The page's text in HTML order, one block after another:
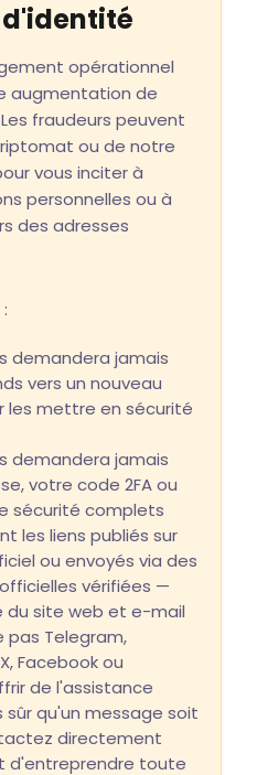
opérationnel
augmentation de
fraudeurs peuvent
ou de notre
vous inciter à
personnelles ou à
des adresses
demandera jamais
vers un nouveau
les mettre en sécurité
demandera jamais
votre code 2FA ou
sécurité complets
les liens publiés sur
ou envoyés via des
vérifiées —
du site web et e-mail
pas Telegram,
Facebook ou
de l'assistance
sûr qu'un message soit
directement
d'entreprendre toute